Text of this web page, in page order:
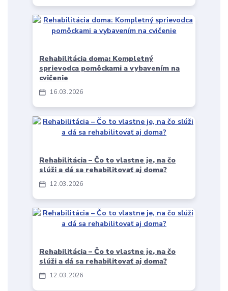
16 03 2026
Rehabilitácia doma: Kompletný
sprievodca pomôckami a vybavením na
cvičenie
12 03 2026
Rehabilitácia – Čo to vlastne je, na čo
slúži a dá sa rehabilitovať aj doma?
12 03 2026
Rehabilitácia – Čo to vlastne je, na čo
slúži a dá sa rehabilitovať aj doma?